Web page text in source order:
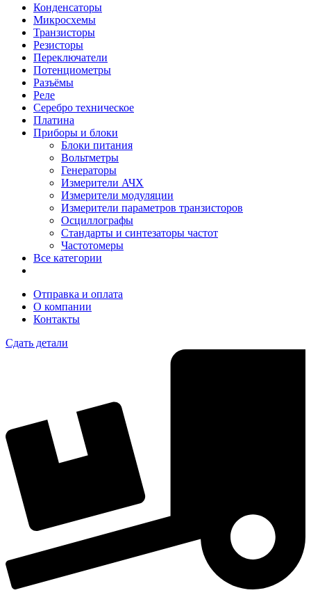
Конденсаторы
Микросхемы
Транзисторы
Резисторы
Переключатели
Потенциометры
Разъёмы
Реле
Серебро техническое
Платина
Приборы и блоки
Блоки питания
Вольтметры
Генераторы
Измерители АЧХ
Измерители модуляции
Измерители параметров транзисторов
Осциллографы
Стандарты и синтезаторы частот
Частотомеры
Все категории
Отправка и оплата
О компании
Контакты
Сдать детали